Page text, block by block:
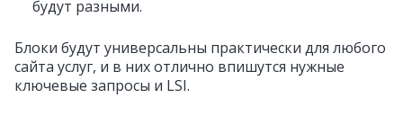
будут разными.
Блоки будут универсальны практически для любого
сайта услуг, и в них отлично впишутся нужные
ключевые запросы и LSI.